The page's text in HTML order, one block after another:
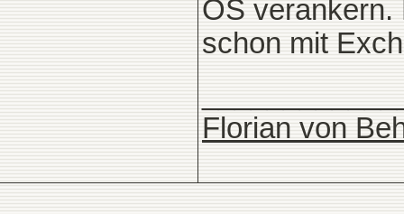
OS verankern.
schon mit
Florian von